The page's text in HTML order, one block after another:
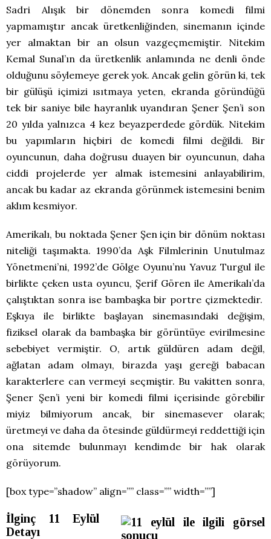
Sadri Alışık bir dönemden sonra komedi filmi
yapmamıştır ancak üretkenliğinden, sinemanın içinde
yer almaktan bir an olsun vazgeçmemiştir. Nitekim
Kemal Sunal’ın da üretkenlik anlamında ne denli önde
olduğunu söylemeye gerek yok. Ancak gelin görün ki, tek
bir gülüşü içimizi ısıtmaya yeten, ekranda göründüğü
tek bir saniye bile hayranlık uyandıran Şener Şen’i son
20 yılda yalnızca 4 kez beyazperdede gördük. Nitekim
bu yapımların hiçbiri de komedi filmi değildi. Bir
oyuncunun, daha doğrusu duayen bir oyuncunun, daha
ciddi projelerde yer almak istemesini anlayabilirim,
ancak bu kadar az ekranda görünmek istemesini benim
aklım kesmiyor.
Amerikalı, bu noktada Şener Şen için bir dönüm noktası
niteliği taşımakta. 1990’da Aşk Filmlerinin Unutulmaz
Yönetmeni’ni, 1992’de Gölge Oyunu’nu Yavuz Turgul ile
birlikte çeken usta oyuncu, Şerif Gören ile Amerikalı’da
çalıştıktan sonra ise bambaşka bir portre çizmektedir.
Eşkıya ile birlikte başlayan sinemasındaki değişim,
fiziksel olarak da bambaşka bir görüntüye evirilmesine
sebebiyet vermiştir. O, artık güldüren adam değil,
ağlatan adam olmayı, birazda yaşı gereği babacan
karakterlere can vermeyi seçmiştir. Bu vakitten sonra,
Şener Şen’i yeni bir komedi filmi içerisinde görebilir
miyiz bilmiyorum ancak, bir sinemasever olarak;
üretmeyi ve daha da ötesinde güldürmeyi reddettiği için
ona sitemde bulunmayı kendimde bir hak olarak
görüyorum.
[box type=”shadow” align=”” class=”” width=””]
İlginç 11 Eylül
Detayı